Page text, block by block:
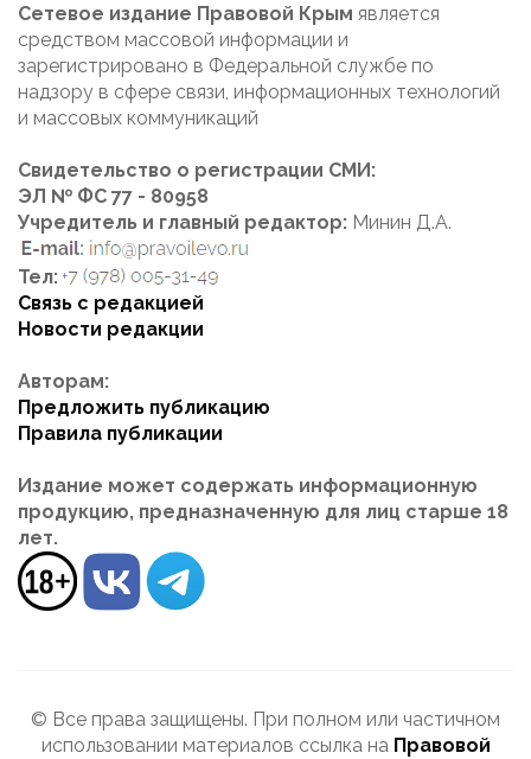
Сетевое издание Правовой Крым является
средством массовой информации и
зарегистрировано в Федеральной службе по
надзору в сфере связи, информационных технологий
и массовых коммуникаций
Свидетельство о регистрации СМИ:
ЭЛ № ФС 77 - 80958
Учредитель и главный редактор: Минин Д.А.
Тел:
Связь с редакцией
Новости редакции
Авторам:
Предложить публикацию
Правила публикации
Издание может содержать информационную
продукцию, предназначенную для лиц старше 18
лет.
© Все права защищены. При полном или частичном
использовании материалов ссылка на Правовой